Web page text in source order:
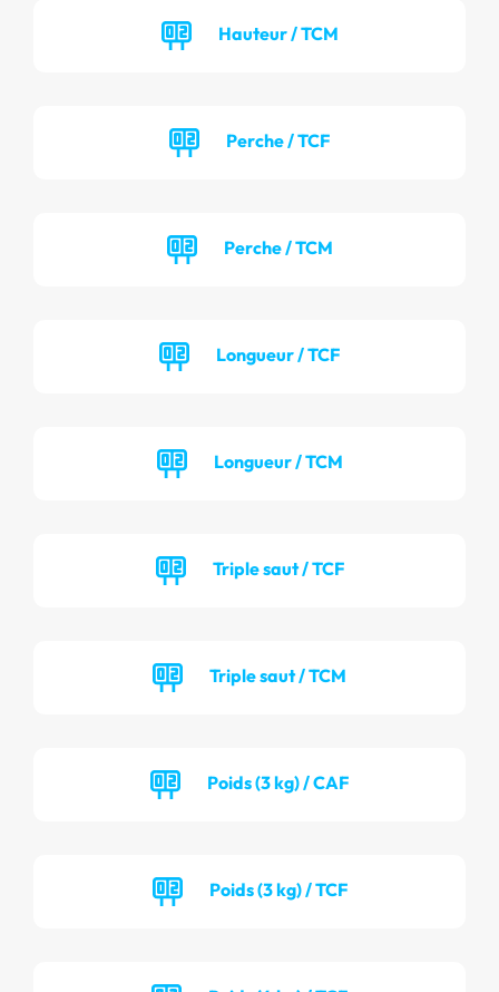
Hauteur / TCM
Perche / TCF
Perche / TCM
Longueur / TCF
Longueur / TCM
Triple saut / TCF
Triple saut / TCM
Poids (3 kg) / CAF
Poids (3 kg) / TCF